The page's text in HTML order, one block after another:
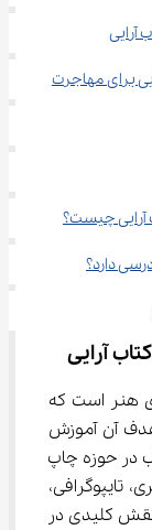
آرایی
برای مهاجرت
چیست؟
دارد؟
آرایی
شاخه‌های هنر است که
و هدف آن آموزش
و آماده‌سازی کتاب در حوزه چاپ
تایپوگرافی،
نقش کلیدی در